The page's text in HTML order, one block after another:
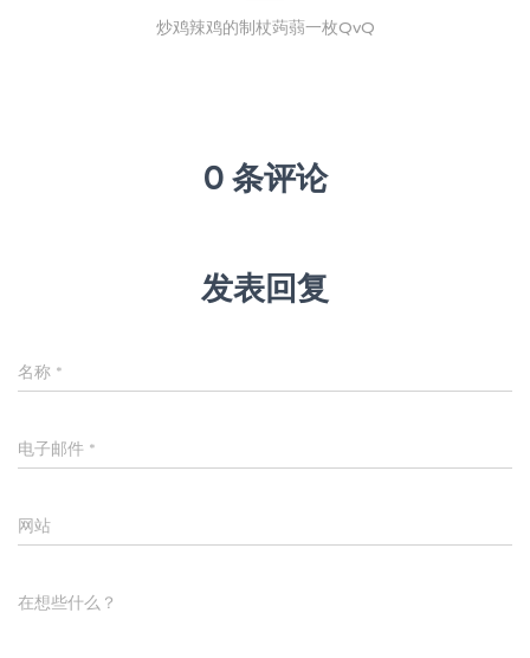
炒鸡辣鸡的制杖蒟蒻一枚QvQ
0 条评论
发表回复
名称 *
电子邮件 *
网站
在想些什么？